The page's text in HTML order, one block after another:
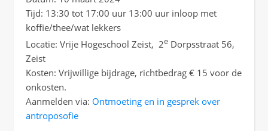
Tijd: 13:30 tot 17:00 uur 13:00 uur inloop met
koffie/thee/wat lekkers
Locatie: Vrije Hogeschool Zeist, 2e Dorpsstraat 56,
Zeist
Kosten: Vrijwillige bijdrage, richtbedrag € 15 voor de
onkosten.
Aanmelden via: Ontmoeting en in gesprek over
antroposofie